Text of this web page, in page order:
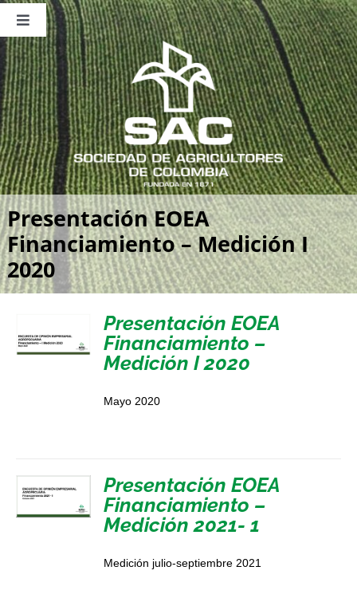
Saltar
contenido
Toggle
Navigation
Nosotros
Publicaciones
Sala de Prensa
Eventos
Presentación EOEA
Financiamiento – Medición I
2020
Presentación EOEA
Financiamiento –
Medición I 2020
Mayo 2020
Presentación EOEA
Financiamiento –
Medición 2021- 1
Medición julio-septiembre 2021